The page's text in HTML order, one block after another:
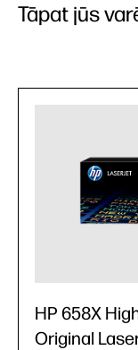
Tāpat jūs
HP 658X
Original